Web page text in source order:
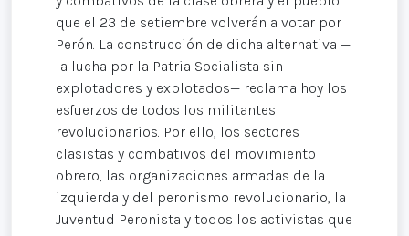
que el 23 de setiembre volverán a votar por
Perón. La construcción de dicha alternativa —
la lucha por la Patria Socialista sin
explotadores y explotados— reclama hoy los
esfuerzos de todos los militantes
revolucionarios. Por ello, los sectores
clasistas y combativos del movimiento
obrero, las organizaciones armadas de la
izquierda y del peronismo revolucionario, la
Juventud Peronista y todos los activistas que